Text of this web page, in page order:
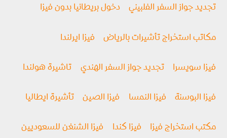
تجديد جواز السفر الفلبيني دخول بريطانيا بدون فيزا
مكاتب استخراج تأشيرات بالرياض فيزا ايرلندا
فيزا سويسرا تجديد جواز السفر الهندي تاشيرة هولندا
فيزا البوسنة فيزا النمسا فيزا الصين تأشيرة ايطاليا
مكتب استخراج فيزا فيزا كندا فيزا الشنغن للسعوديين